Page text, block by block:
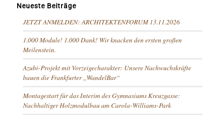
Neueste Beiträge
JETZT ANMELDEN: ARCHITEKTENFORUM 13.11.2026
1.000 Module! 1.000 Dank! Wir knacken den ersten großen
Meilenstein.
Azubi-Projekt mit Vorzeigecharakter: Unsere Nachwuchskräfte
bauen die Frankfurter „WandelBar“
Montagestart für das Interim des Gymnasiums Kreuzgasse:
Nachhaltiger Holzmodulbau am Carola-Williams-Park